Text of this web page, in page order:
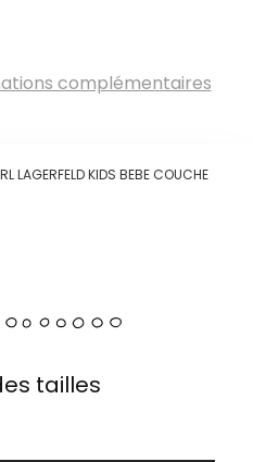
complémentaires
KIDS BEBE COUCHE
tailles